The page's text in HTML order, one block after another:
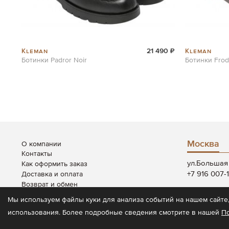
Kleman
Ботинки Padror Noir
21 490 ₽ Kleman
Ботинки
О компании
Контакты
Как оформить заказ
Доставка и оплата
Возврат и обмен
Москва
ул.Большая
+7 916
Мы используем файлы куки для анализа событий на нашем
использования. Более подробные сведения смотрите в нашей